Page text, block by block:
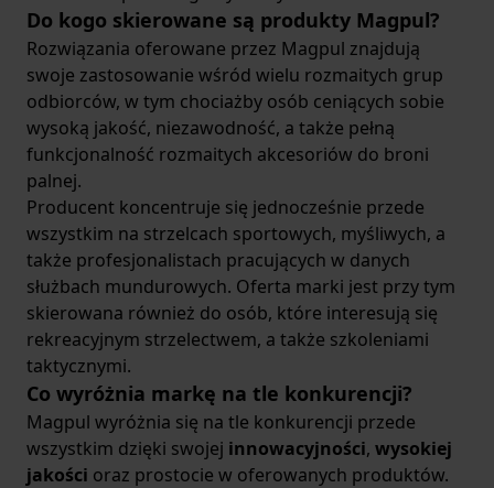
Do kogo skierowane są produkty Magpul?
Rozwiązania oferowane przez Magpul znajdują
swoje zastosowanie wśród wielu rozmaitych grup
odbiorców, w tym chociażby osób ceniących sobie
wysoką jakość, niezawodność, a także pełną
funkcjonalność rozmaitych akcesoriów do broni
palnej.
Producent koncentruje się jednocześnie przede
wszystkim na strzelcach sportowych, myśliwych, a
także profesjonalistach pracujących w danych
służbach mundurowych. Oferta marki jest przy tym
skierowana również do osób, które interesują się
rekreacyjnym strzelectwem, a także szkoleniami
taktycznymi.
Co wyróżnia markę na tle konkurencji?
Magpul wyróżnia się na tle konkurencji przede
wszystkim dzięki swojej innowacyjności, wysokiej
jakości oraz prostocie w oferowanych produktów.